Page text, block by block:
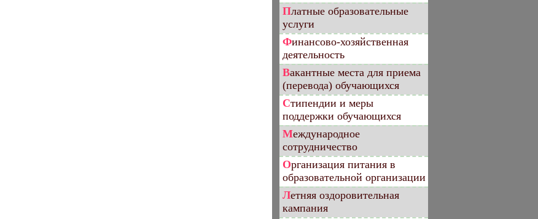
Платные образовательные
услуги
Финансово-хозяйственная
деятельность
Вакантные места для приема
(перевода) обучающихся
Стипендии и меры
поддержки обучающихся
Международное
сотрудничество
Организация питания в
образовательной организации
Летняя оздоровительная
кампания